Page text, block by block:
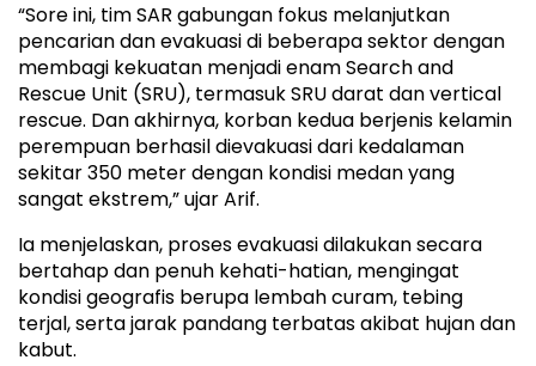
“Sore ini, tim SAR gabungan fokus melanjutkan
pencarian dan evakuasi di beberapa sektor dengan
membagi kekuatan menjadi enam Search and
Rescue Unit (SRU), termasuk SRU darat dan vertical
rescue. Dan akhirnya, korban kedua berjenis kelamin
perempuan berhasil dievakuasi dari kedalaman
sekitar 350 meter dengan kondisi medan yang
sangat ekstrem,” ujar Arif.
Ia menjelaskan, proses evakuasi dilakukan secara
bertahap dan penuh kehati-hatian, mengingat
kondisi geografis berupa lembah curam, tebing
terjal, serta jarak pandang terbatas akibat hujan dan
kabut.